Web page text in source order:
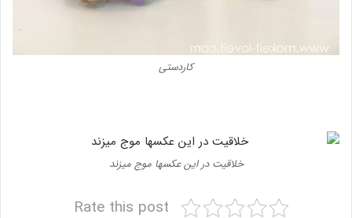
کاردستی
خلاقیت در این عکسها موج میزند
Rate this post